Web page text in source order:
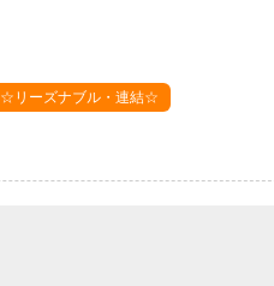
☆リーズナブル・連結☆